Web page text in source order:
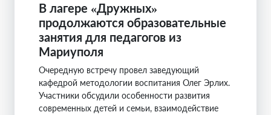
В лагере «Дружных»
продолжаются образовательные
занятия для педагогов из
Мариуполя
Очередную встречу провел заведующий
кафедрой методологии воспитания Олег Эрлих.
Участники обсудили особенности развития
современных детей и семьи, взаимодействие